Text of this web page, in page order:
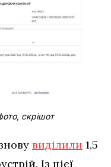
скрішот
виділили 1,5
Із цієї